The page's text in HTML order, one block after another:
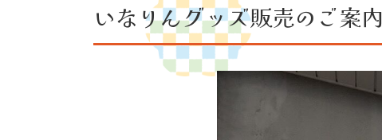
いなりんグッズ販売のご案内